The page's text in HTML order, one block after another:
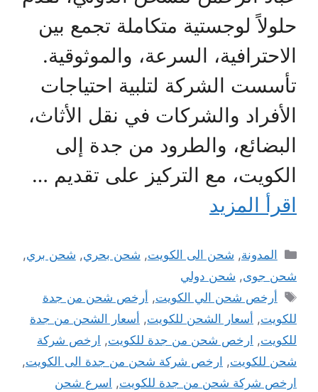
حلولاً لوجستية متكاملة تجمع بين
الاحترافية، السرعة، والموثوقية.
تأسست الشركة لتلبية احتياجات
الأفراد والشركات في نقل الأثاث،
البضائع، والطرود من جدة إلى
الكويت، مع التركيز على تقديم …
اقرأ المزيد
التصنيفات
المدونة, شحن الى الكويت, شحن بحري, شحن بري,
شحن جوى, شحن دولي
الوسوم
أرخص شحن الي الكويت, أرخص شحن من جدة
للكويت, أسعار الشحن للكويت, أسعار الشحن من جدة
للكويت, ارخص شحن من جدة للكويت, ارخص شركة
شحن للكويت, ارخص شركة شحن من جدة الى الكويت,
ارخص شركة شحن من جدة للكويت, اسرع شحن